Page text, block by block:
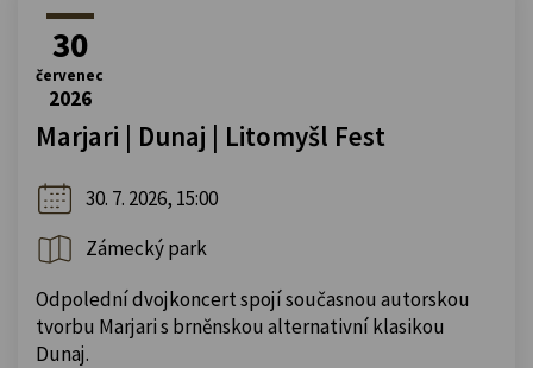
30
červenec
2026
Marjari | Dunaj | Litomyšl Fest
30. 7. 2026, 15:00
Zámecký park
Odpolední dvojkoncert spojí současnou autorskou
tvorbu Marjari s brněnskou alternativní klasikou
Dunaj.